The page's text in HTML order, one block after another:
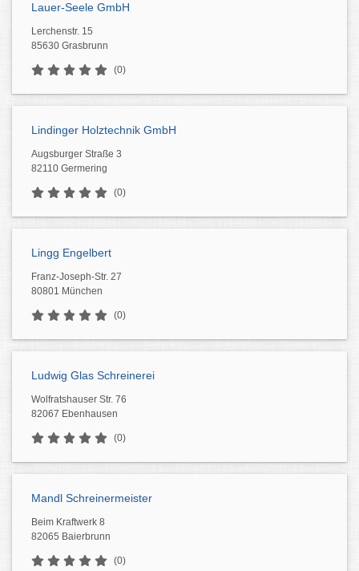
Lauer-Seele GmbH
Lerchenstr. 15
85630 Grasbrunn
(0)
Lindinger Holztechnik GmbH
Augsburger Straße 3
82110 Germering
(0)
Lingg Engelbert
Franz-Joseph-Str. 27
80801 München
(0)
Ludwig Glas Schreinerei
Wolfratshauser Str. 76
82067 Ebenhausen
(0)
Mandl Schreinermeister
Beim Kraftwerk 8
82065 Baierbrunn
(0)